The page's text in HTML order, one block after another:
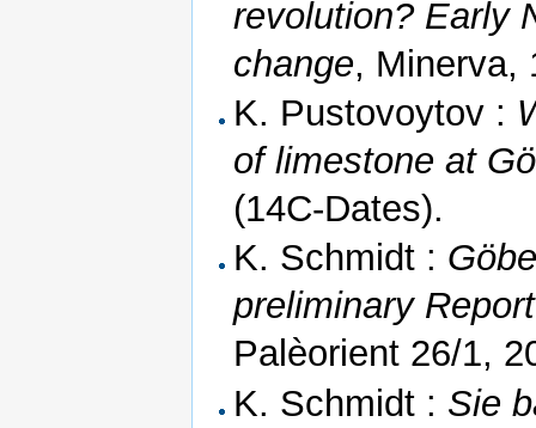
revolution? Early
change, Minerva,
K. Pustovoytov :
of limestone at
(14C-Dates).
K. Schmidt :
preliminary
Palèorient 26/1,
K. Schmidt : Sie